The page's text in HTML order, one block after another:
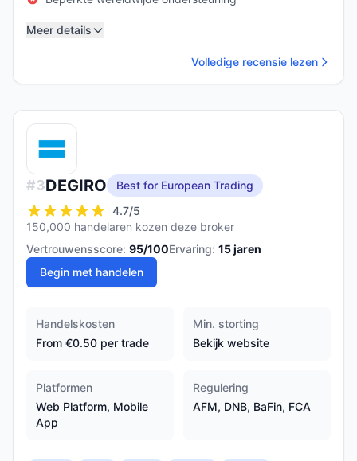
Meer details
Volledige recensie lezen
#3DEGIRO
Best for European Trading
4.7/5
150,000 handelaren kozen deze broker
Vertrouwensscore: 95/100Ervaring: 15jaren
Begin met handelen
Handelskosten
From €0.50 per trade
Min. storting
Bekijk website
Platformen
Web Platform, Mobile
App
Regulering
AFM, DNB, BaFin, FCA